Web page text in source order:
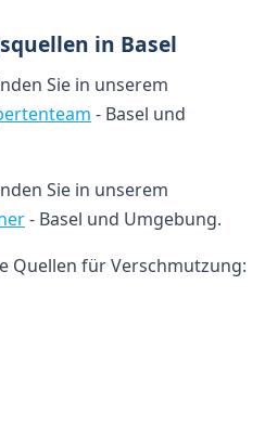
in Basel
Sie in unserem
- Basel und
Sie in unserem
- Basel und Umgebung.
Quellen für Verschmutzung: